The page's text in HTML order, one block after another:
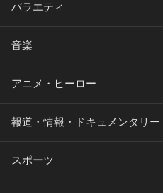
バラエティ
音楽
アニメ・ヒーロー
報道・情報・ドキュメンタリー
スポーツ